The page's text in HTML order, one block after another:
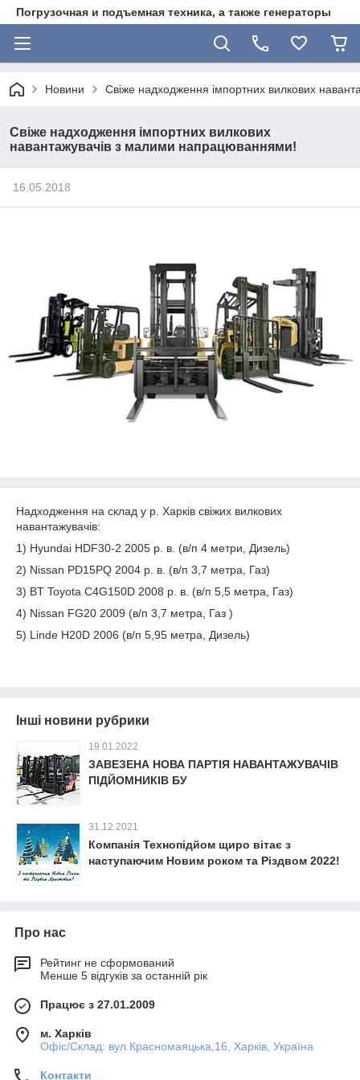
Погрузочная и подъемная техника, а также генераторы
Новини Свіже надходження імпортних вилкових
Свіже надходження імпортних вилкових
навантажувачів з малими напрацюваннями!
16.05.2018
Надходження на склад у р. Харків свіжих вилкових
навантажувачів:
1) Hyundai HDF30-2 2005 р. в. (в/п 4 метри, Дизель)
2) Nissan PD15PQ 2004 р. в. (в/п 3,7 метра, Газ)
3) BT Toyota C4G150D 2008 р. в. (в/п 5,5 метра, Газ)
4) Nissan FG20 2009 (в/п 3,7 метра, Газ )
5) Linde H20D 2006 (в/п 5,95 метра, Дизель)
Інші новини рубрики
19.01.2022
ЗАВЕЗЕНА НОВА ПАРТІЯ НАВАНТАЖУВАЧІВ
ПІДЙОМНИКІВ БУ
31.12.2021
Компанія Технопідйом щиро вітає з
наступаючим Новим роком та Різдвом 2022!
Про нас
Рейтинг не сформований
Менше 5 відгуків за останній рік
Працює з 27.01.2009
м. Харків
Офіс/Склад: вул.Красномаяцька,16, Харків, Україна
Контакти